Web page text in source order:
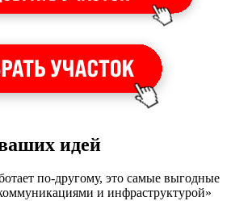
идей
по-другому, это самые выгодные
и инфраструктурой»